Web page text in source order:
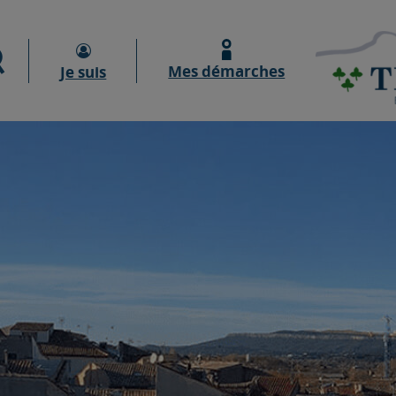
Moteur de recherche
Je suis Mes démarches